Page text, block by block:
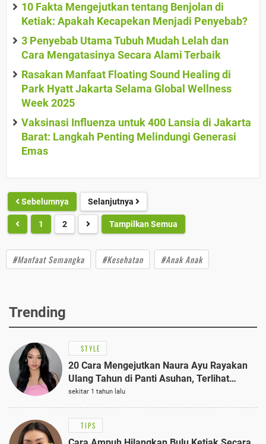
10 Fakta Mengejutkan tentang Benjolan di
Ketiak: Apakah Kecapekan Menjadi Penyebab?
3 Penyebab Utama Tubuh Mudah Lelah dan
Cara Mengatasinya Secara Alami Terbaik
Rasakan Manfaat Floating Sound Healing di
Park Hyatt Jakarta Selama Global Wellness
Week 2025
Vaksinasi Influenza untuk 400 Lansia di Jakarta
Barat: Langkah Penting Melindungi Generasi
Emas
Sebelumnya Selanjutnya
1 2 Tampilkan Semua
#Manfaat Semangka #Kesehatan #Anak Anak
Trending
STYLE
20 Cara Mengejutkan Naura Ayu Rayakan
Ulang Tahun di Panti Asuhan, Terlihat
Anggun dengan Kaftan Cokelat
sekitar 1 tahun lalu
TIPS